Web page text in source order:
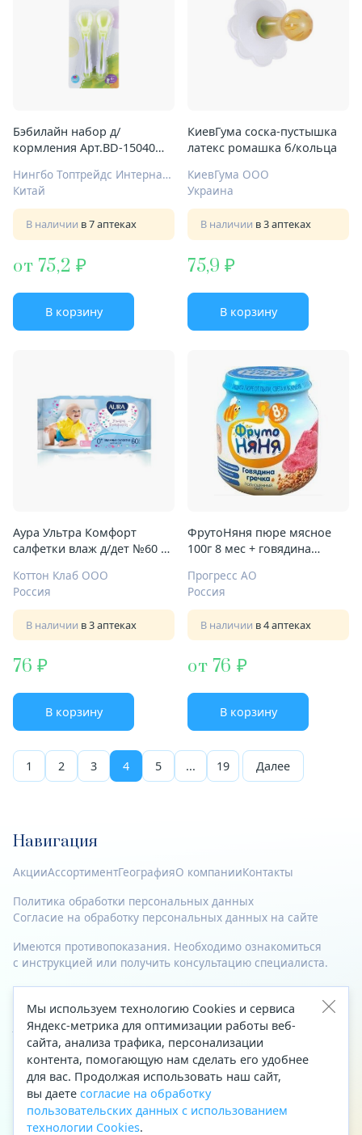
Бэбилайн набор д/
кормления Арт.BD-15040
Нингбо Топтрейдс Интернационал Ко Лтд
Китай
В наличии в 7 аптеках
от 75,2
В корзину
КиевГума соска-пустышка
латекс ромашка б/кольца
КиевГума ООО
Украина
В наличии в 3 аптеках
75,9
В корзину
Аура Ультра Комфорт
салфетки влаж д/дет №60 0+
Коттон Клаб ООО
Россия
В наличии в 3 аптеках
76
В корзину
ФрутоНяня пюре мясное
100г 8 мес + говядина
Прогресс АО
Россия
В наличии в 4 аптеках
от 76
В корзину
1 2 3 4 5 ... 19 Далее
Навигация
АкцииАссортиментГеографияО компанииКонтакты
Политика обработки персональных данных
Согласие на обработку персональных данных на сайте
Имеются противопоказания. Необходимо ознакомиться
с инструкцией или получить консультацию специалиста.
© 2023—2026 Все права защищены.
Адрес
Архангельск, ул. Папанина, д. 19 (вход в здание со стороны
автоцентра «Тойота»)
Приемная Генерального директора
Телефон
+7 (8182) 63-60-31
Мы используем технологию Cookies и сервиса
Яндекс-метрика для оптимизации работы веб-
сайта, анализа трафика, персонализации
контента, помогающую нам сделать его удобнее
для вас. Продолжая использовать наш сайт,
вы даете согласие на обработку
пользовательских данных с использованием
технологии Cookies.